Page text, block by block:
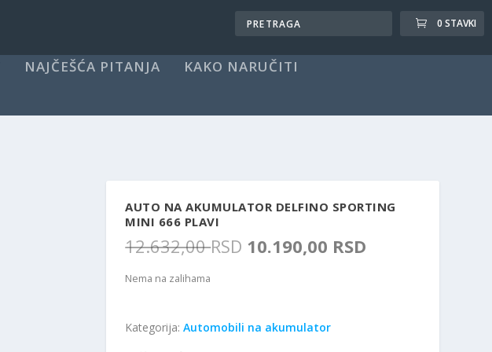
0 STAVKI
NAJČEŠĆA PITANJA KAKO NARUČITI
AUTO NA AKUMULATOR DELFINO SPORTING
MINI 666 PLAVI
12.632,00RSD O
n
10.190,00 RSD
Nema na zalihama
Kategorija:Automobili na akumulator